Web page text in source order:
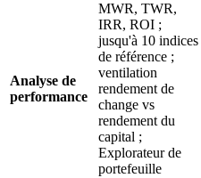
Analyse de
performance
MWR, TWR,
IRR, ROI ;
jusqu'à 10 indices
de référence ;
ventilation
rendement de
change vs
rendement du
capital ;
Explorateur de
portefeuille